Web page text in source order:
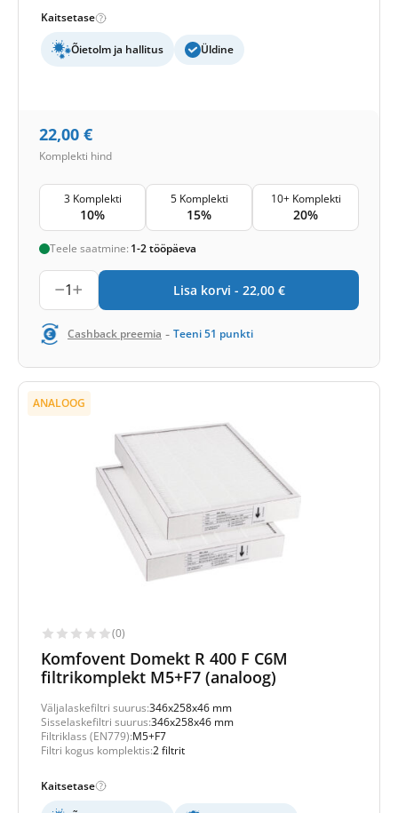
Kaitsetase
Õietolm ja hallitus Üldine
22,00 €
Komplekti hind
3 Komplekti
10%
5 Komplekti
15%
10+ Komplekti
20%
Teele saatmine: 1-2 tööpäeva
1 Lisa korvi - 22,00 €
Cashback preemia - Teeni51 punkti
ANALOOG
(0)
Komfovent Domekt R 400 F C6M
filtrikomplekt M5+F7 (analoog)
Väljalaskefiltri suurus:346x258x46 mm
Sisselaskefiltri suurus:346x258x46 mm
Filtriklass (EN779):M5+F7
Filtri kogus komplektis:2 filtrit
Kaitsetase